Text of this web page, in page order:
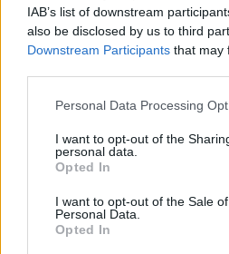
IAB’s list of downstream
also be disclosed by us to third
Downstream Participants that may
Personal Data Processing
I want to opt-out of the
personal data.
Opted In
I want to opt-out of the Sale
Personal Data.
Opted In
Βοήθημα τρίμηνης
ανέργων
Επίδομα αποφυλακισμένων
Επίσχεσης εργασίας
Αφερεγγυότητας εργοδότη
Βοήθημα μη μισθωτών